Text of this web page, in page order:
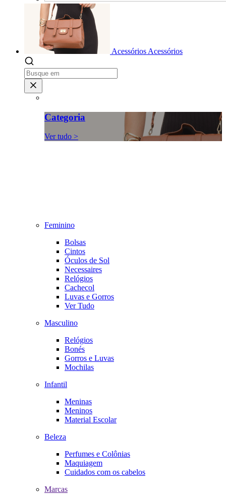
Acessórios Acessórios
Categoria
Ver tudo >
Feminino
Bolsas
Cintos
Óculos de Sol
Necessaires
Relógios
Cachecol
Luvas e Gorros
Ver Tudo
Masculino
Relógios
Bonés
Gorros e Luvas
Mochilas
Infantil
Meninas
Meninos
Material Escolar
Beleza
Perfumes e Colônias
Maquiagem
Cuidados com os cabelos
Marcas